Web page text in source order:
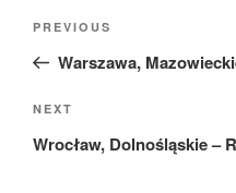
Previous
Post
PREVIOUS
Warszawa,
Next
Post
NEXT
Wrocław, Dolnośląskie –